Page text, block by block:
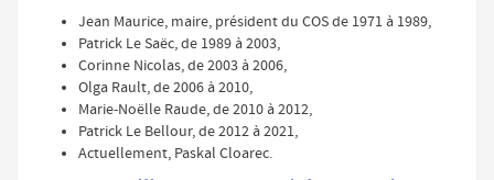
Jean Maurice, maire, président du COS de 1971 à 1989,
Patrick Le Saëc, de 1989 à 2003,
Corinne Nicolas, de 2003 à 2006,
Olga Rault, de 2006 à 2010,
Marie-Noëlle Raude, de 2010 à 2012,
Patrick Le Bellour, de 2012 à 2021,
Actuellement, Paskal Cloarec.